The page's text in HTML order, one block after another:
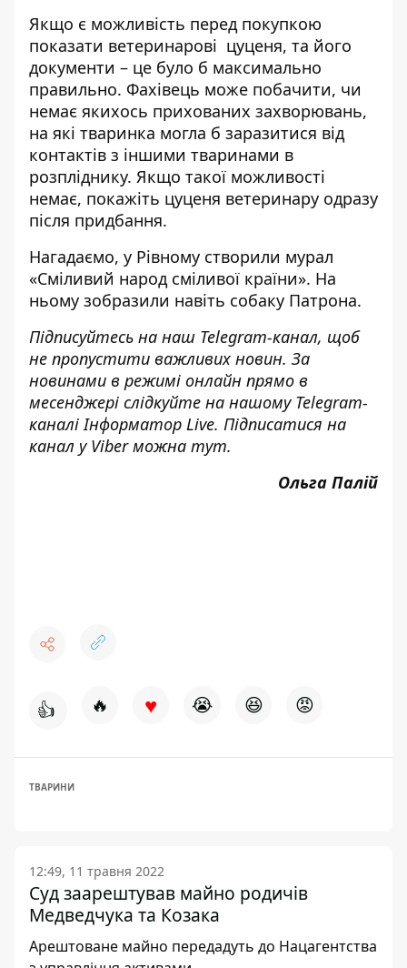
Якщо є можливість перед покупкою
показати ветеринарові цуценя, та його
документи – це було б максимально
правильно. Фахівець може побачити, чи
немає якихось прихованих захворювань,
на які тваринка могла б заразитися від
контактів з іншими тваринами в
розпліднику. Якщо такої можливості
немає, покажіть цуценя ветеринару одразу
після придбання.
Нагадаємо, у Рівному створили мурал
«Сміливий народ сміливої ​​країни». На
ньому зобразили навіть собаку Патрона.
Підписуйтесь на наш Telegram-канал, щоб
не пропустити важливих новин. За
новинами в режимі онлайн прямо в
месенджері слідкуйте на нашому Telegram-
каналіІнформатор Live. Підписатися на
канал у Viber можна тут.
Ольга Палій
👍 🔥 ♥ 😭 😆 😡
ТВАРИНИ
12:49, 11 травня 2022
Суд заарештував майно родичів
Медведчука та Козака
Арештоване майно передадуть до Нацагентства